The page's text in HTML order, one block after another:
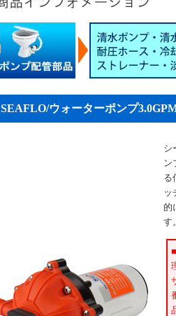
SEAFLO/ウォーターポンプ
シ
ン
る
ッ
的
す